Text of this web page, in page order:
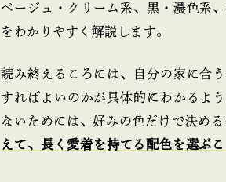
ベージュ・クリーム系、黒・濃色系
をわかりやすく解説します。
読み終えるころには、自分の家に合
すればよいのかが具体的にわかるよ
ないためには、好みの色だけで決め
えて、長く愛着を持てる配色を選ぶこ